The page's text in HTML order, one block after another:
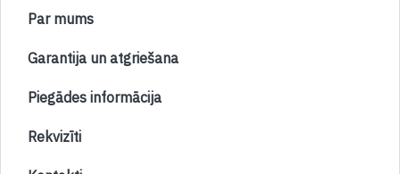
Par mums
Garantija un atgriešana
Piegādes informācija
Rekvizīti